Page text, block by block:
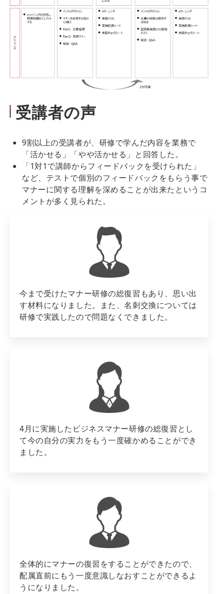
受講者の声
9割以上の受講者が、研修で学んだ内容を業務で
「活かせる」「やや活かせる」と回答した。
「1対1で講師からフィードバックを受けられた」
など、テストで個別のフィードバックをもらう事で
マナーに関する理解を深めることが出来たというコ
メントが多く見られた。
今まで受けたマナー研修の総復習もあり、思い出
す材料になりました。また、名刺交換については
研修で実践したので問題なくできました。
4月に実施したビジネスマナー研修の総復習とし
て今の自分の実力をもう一度確かめることができ
ました。
全体的にマナーの復習をすることができたので、
配属直前にもう一度意識しなおすことができるよ
うになりました。